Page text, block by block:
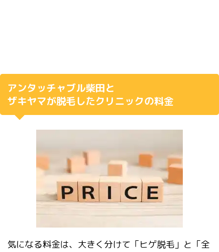
アンタッチャブル柴田と
ザキヤマが脱毛したクリニックの料金
気になる料金は、大きく分けて「ヒゲ脱毛」と「全